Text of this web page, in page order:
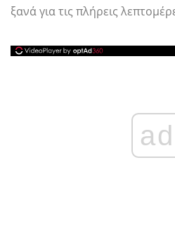
ξανά για τις πλήρεις
ad